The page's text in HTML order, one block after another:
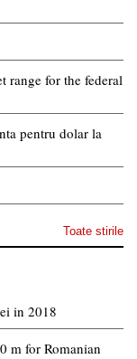
range for the federal
pentru dolar la
Toate stirile
in 2018
m for Romanian